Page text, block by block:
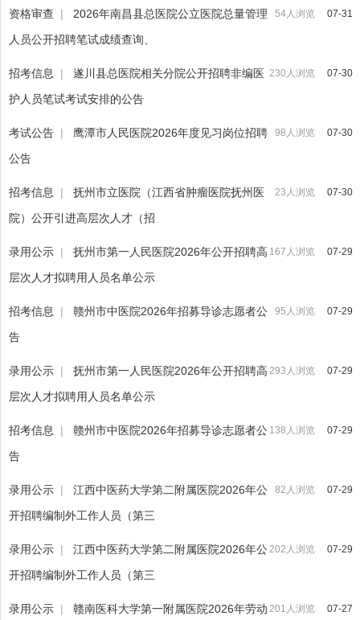
07-31
54人浏览
资格审查 |
2026年南昌县总医院公立医院总量管理
人员公开招聘笔试成绩查询、
07-30
230人浏览
招考信息 |
遂川县总医院相关分院公开招聘非编医
护人员笔试考试安排的公告
07-30
98人浏览
考试公告 |
鹰潭市人民医院2026年度见习岗位招聘
公告
07-30
23人浏览
招考信息 |
抚州市立医院（江西省肿瘤医院抚州医
院）公开引进高层次人才（招
07-29
167人浏览
录用公示 |
抚州市第一人民医院2026年公开招聘高
层次人才拟聘用人员名单公示
07-29
95人浏览
招考信息 |
赣州市中医院2026年招募导诊志愿者公
告
07-29
293人浏览
录用公示 |
抚州市第一人民医院2026年公开招聘高
层次人才拟聘用人员名单公示
07-29
138人浏览
招考信息 |
赣州市中医院2026年招募导诊志愿者公
告
07-29
82人浏览
录用公示 |
江西中医药大学第二附属医院2026年公
开招聘编制外工作人员（第三
07-29
202人浏览
录用公示 |
江西中医药大学第二附属医院2026年公
开招聘编制外工作人员（第三
07-27
201人浏览
录用公示 |
赣南医科大学第一附属医院2026年劳动